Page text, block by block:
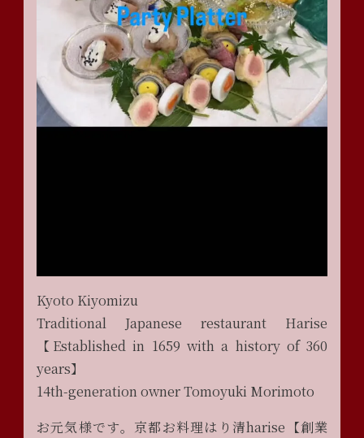
Kyoto Kiyomizu
Traditional Japanese restaurant Harise
【Established in 1659 with a history of 360
years】
14th-generation owner Tomoyuki Morimoto
お元気様です。京都お料理はり清harise【創業